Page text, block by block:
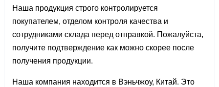
Наша продукция строго контролируется
покупателем, отделом контроля качества и
сотрудниками склада перед отправкой. Пожалуйста,
получите подтверждение как можно скорее после
получения продукции.
Наша компания находится в Вэньчжоу, Китай. Это